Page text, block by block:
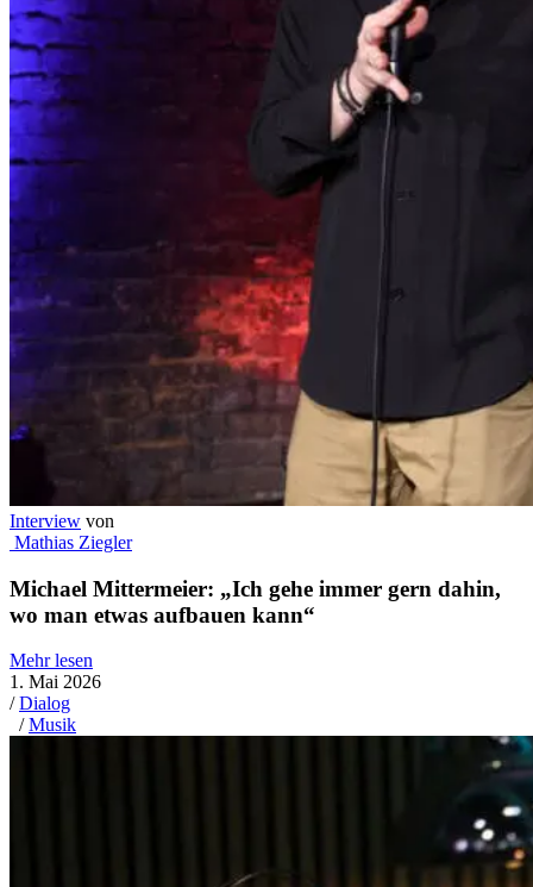
Interview von
Mathias Ziegler
Michael Mittermeier: „Ich gehe immer gern dahin,
wo man etwas aufbauen kann“
Mehr lesen
1. Mai 2026
/Dialog
/Musik